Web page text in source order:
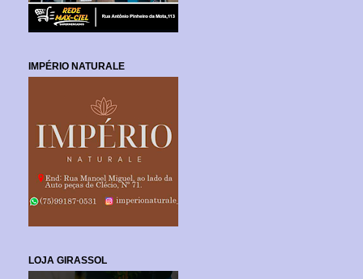
IMPÉRIO NATURALE
LOJA GIRASSOL